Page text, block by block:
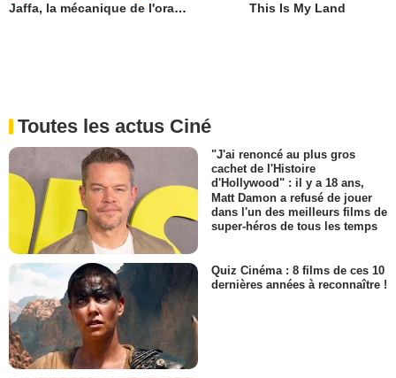
Jaffa, la mécanique de l'orange This Is My Land
Toutes les actus Ciné
"J'ai renoncé au plus gros
cachet de l'Histoire
d'Hollywood" : il y a 18 ans,
Matt Damon a refusé de jouer
dans l'un des meilleurs films de
super-héros de tous les temps
Quiz Cinéma : 8 films de ces 10
dernières années à reconnaître !